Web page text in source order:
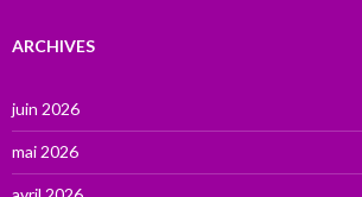
ARCHIVES
juin 2026
mai 2026